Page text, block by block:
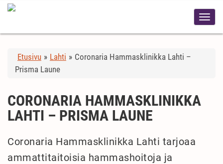
Etusivu » Lahti » Coronaria Hammasklinikka Lahti –
Prisma Laune
CORONARIA HAMMASKLINIKKA
LAHTI – PRISMA LAUNE
Coronaria Hammasklinikka Lahti tarjoaa
ammattitaitoisia hammashoitoja ja